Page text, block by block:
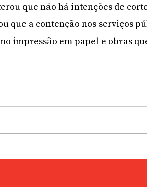
que não há intenções de
que a contenção nos serviços
impressão em papel e obras